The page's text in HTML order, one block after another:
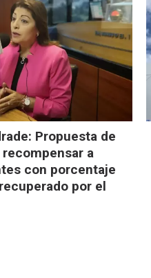
Propuesta de
a
con porcentaje
por el